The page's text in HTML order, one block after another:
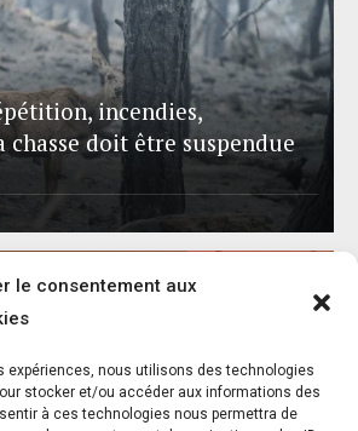
le consentement aux
expériences, nous utilisons des technologies
stocker et/ou accéder aux informations des
à ces technologies nous permettra de
incendies,
chasse doit être suspendue
: exposition et catalogue –
Gustave Courbet –